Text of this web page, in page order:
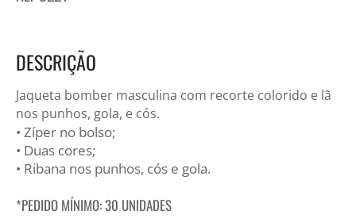
DESCRIÇÃO
Jaqueta bomber masculina com recorte colorido e lã
nos punhos, gola, e cós.
• Zíper no bolso;
• Duas cores;
• Ribana nos punhos, cós e gola.
*PEDIDO MÍNIMO: 30 UNIDADES